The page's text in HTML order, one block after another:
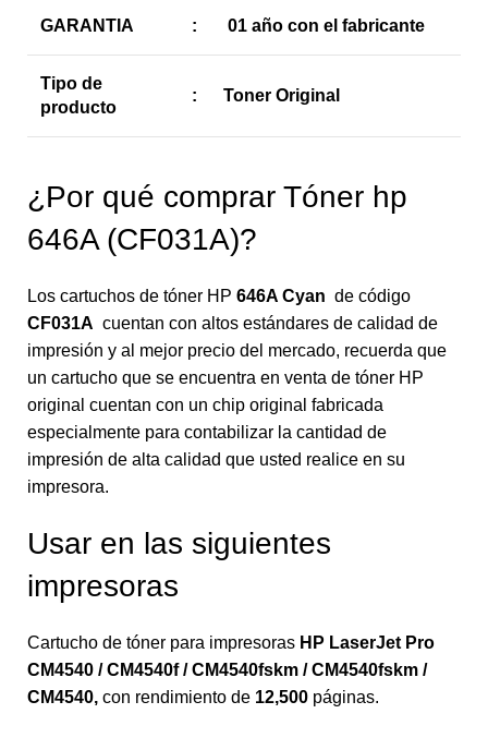
GARANTIA : 01 año con el fabricante
Tipo de
producto
: Toner Original
¿Por qué comprar Tóner hp
646A (CF031A)?
Los cartuchos de tóner HP 646A Cyan de código
CF031A cuentan con altos estándares de calidad de
impresión y al mejor precio del mercado, recuerda que
un cartucho que se encuentra en venta de tóner HP
original cuentan con un chip original fabricada
especialmente para contabilizar la cantidad de
impresión de alta calidad que usted realice en su
impresora.
Usar en las siguientes
impresoras
Cartucho de tóner para impresoras HP LaserJet Pro
CM4540 / CM4540f / CM4540fskm / CM4540fskm /
CM4540, con rendimiento de 12,500 páginas.